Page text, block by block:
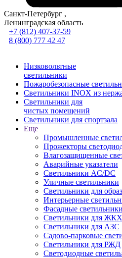
Санкт-Петербург ,
Ленинградская область
+7 (812) 407-37-59
8 (800) 777 42 47
Низковольтные
светильники
Пожаробезопасные
Светильники INOX из
Светильники для
чистых помещений
Светильники для спортзала
Еще
Промышленные
Прожекторы
Влагозащищенные
Аварийные указатели
Светильники AC/DC
Уличные светильники
Светильники для
Интерьерные
Фасадные светильники
Светильники для ЖКХ
Светильники для АЗС
Садово-парковые
Светильники для РЖД
Светодиодные